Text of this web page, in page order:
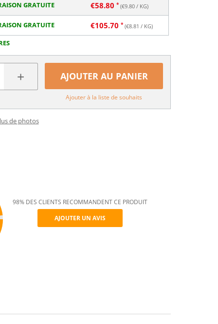
GRATUITE €58.80 (€9.80/ KG)
GRATUITE €105.70 (€8.81 / KG)
+ AJOUTER AU PANIER
Ajouter à la liste de souhaits
de photos
98% DES CLIENTS RECOMMANDENT CE PRODUIT
AJOUTER UN AVIS